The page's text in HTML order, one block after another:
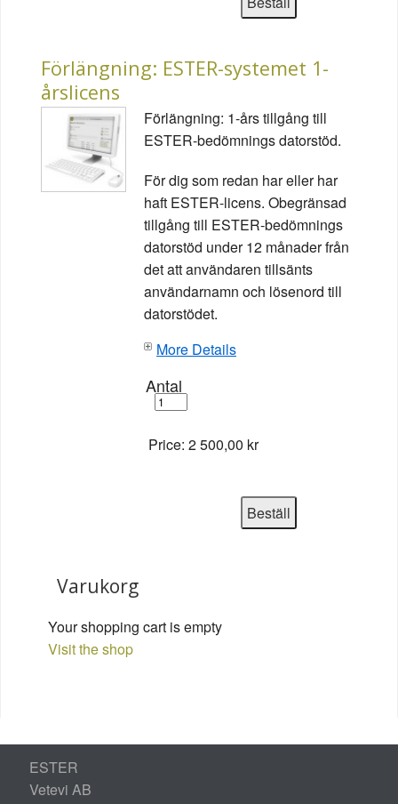
Förlängning: ESTER-systemet 1-
årslicens
Förlängning: 1-års tillgång till
ESTER-bedömnings datorstöd.
För dig som redan har eller har
haft ESTER-licens. Obegränsad
tillgång till ESTER-bedömnings
datorstöd under 12 månader från
det att användaren tillsänts
användarnamn och lösenord till
datorstödet.
More Details
Antal
Price: 2 500,00 kr
Varukorg
Your shopping cart is empty
Visit the shop
ESTER
Vetevi AB